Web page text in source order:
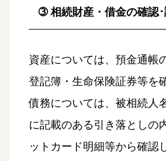
➂ 相続財産・借金の確認
資産については、預金通帳
登記簿・生命保険証券等を
債務については、被相続人
に記載のある引き落としの
ットカード明細等から確認